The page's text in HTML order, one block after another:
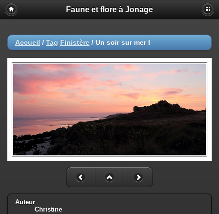
Faune et flore à Jonage
Accueil / Tag Finistère / Un soir sur mer I
Auteur
Christine